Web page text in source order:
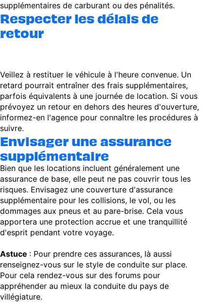
supplémentaires de carburant ou des pénalités.
Respecter les délais de
retour
Veillez à restituer le véhicule à l'heure convenue. Un
retard pourrait entraîner des frais supplémentaires,
parfois équivalents à une journée de location. Si vous
prévoyez un retour en dehors des heures d'ouverture,
informez-en l'agence pour connaître les procédures à
suivre.
Envisager une assurance
supplémentaire
Bien que les locations incluent généralement une
assurance de base, elle peut ne pas couvrir tous les
risques. Envisagez une couverture d'assurance
supplémentaire pour les collisions, le vol, ou les
dommages aux pneus et au pare-brise. Cela vous
apportera une protection accrue et une tranquillité
d'esprit pendant votre voyage.
Astuce : Pour prendre ces assurances, là aussi
renseignez-vous sur le style de conduite sur place.
Pour cela rendez-vous sur des forums pour
appréhender au mieux la conduite du pays de
villégiature.